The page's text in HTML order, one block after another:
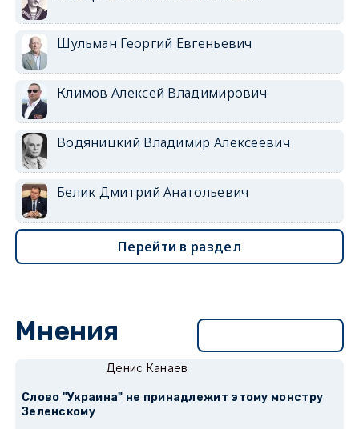
Шульман Георгий Евгеньевич
Климов Алексей Владимирович
Водяницкий Владимир Алексеевич
Белик Дмитрий Анатольевич
Перейти в раздел
Мнения
Денис Канаев
Слово "Украина" не принадлежит этому монстру
Зеленскому